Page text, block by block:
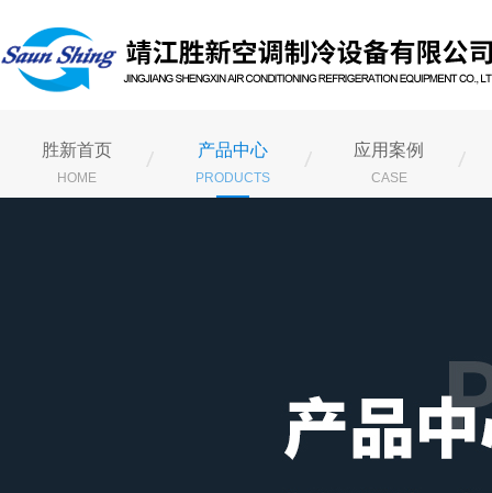
胜新首页
HOME
产品中心
PRODUCTS
应用案例
CASE